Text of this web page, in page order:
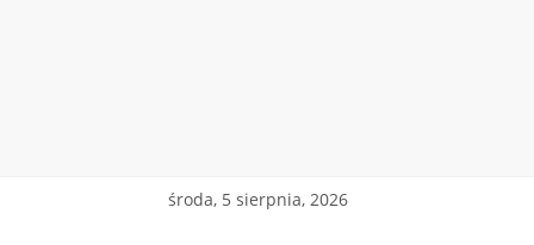
środa, 5 sierpnia, 2026